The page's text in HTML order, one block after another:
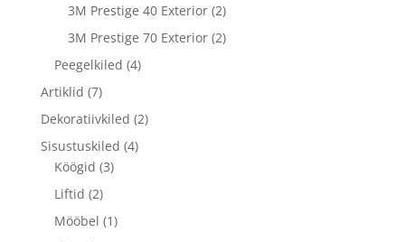
3M Prestige 40 Exterior(2)
3M Prestige 70 Exterior(2)
Peegelkiled (4)
Artiklid (7)
Dekoratiivkiled (2)
Sisustuskiled (4)
Köögid (3)
Liftid (2)
Mööbel (1)